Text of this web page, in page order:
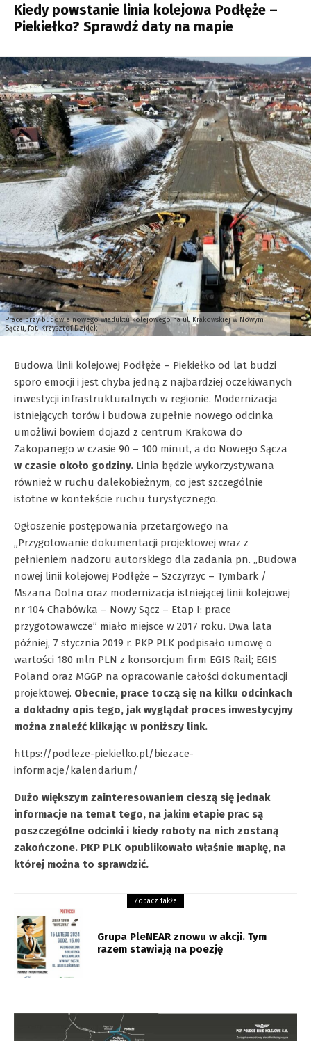
Kiedy powstanie linia kolejowa Podłęże –
Piekiełko? Sprawdź daty na mapie
Prace przy budowie nowego wiaduktu kolejowego na ul. Krakowskiej w Nowym
Sączu, fot. Krzysztof Dzidek
Budowa linii kolejowej Podłęże – Piekiełko od lat budzi
sporo emocji i jest chyba jedną z najbardziej oczekiwanych
inwestycji infrastrukturalnych w regionie. Modernizacja
istniejących torów i budowa zupełnie nowego odcinka
umożliwi bowiem dojazd z centrum Krakowa do
Zakopanego w czasie 90 – 100 minut, a do Nowego Sącza
w czasie około godziny. Linia będzie wykorzystywana
również w ruchu dalekobieżnym, co jest szczególnie
istotne w kontekście ruchu turystycznego.
Ogłoszenie postępowania przetargowego na
„Przygotowanie dokumentacji projektowej wraz z
pełnieniem nadzoru autorskiego dla zadania pn. „Budowa
nowej linii kolejowej Podłęże – Szczyrzyc – Tymbark /
Mszana Dolna oraz modernizacja istniejącej linii kolejowej
nr 104 Chabówka – Nowy Sącz – Etap I: prace
przygotowawcze” miało miejsce w 2017 roku. Dwa lata
później, 7 stycznia 2019 r. PKP PLK podpisało umowę o
wartości 180 mln PLN z konsorcjum firm EGIS Rail; EGIS
Poland oraz MGGP na opracowanie całości dokumentacji
projektowej. Obecnie, prace toczą się na kilku odcinkach
a dokładny opis tego, jak wyglądał proces inwestycyjny
można znaleźć klikając w poniższy link.
https://podleze-piekielko.pl/biezace-
informacje/kalendarium/
Dużo większym zainteresowaniem cieszą się jednak
informacje na temat tego, na jakim etapie prac są
poszczególne odcinki i kiedy roboty na nich zostaną
zakończone. PKP PLK opublikowało właśnie mapkę, na
której można to sprawdzić.
Zobacz także
Grupa PleNEAR znowu w akcji. Tym
razem stawiają na poezję